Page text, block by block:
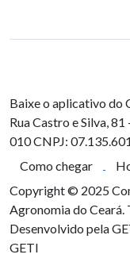
Baixe o aplicativo do
Rua Castro e Silva,
010CNPJ:
Como chegar
Copyright © 2025
Agronomia do Ceará.
Desenvolvido pela
GETI